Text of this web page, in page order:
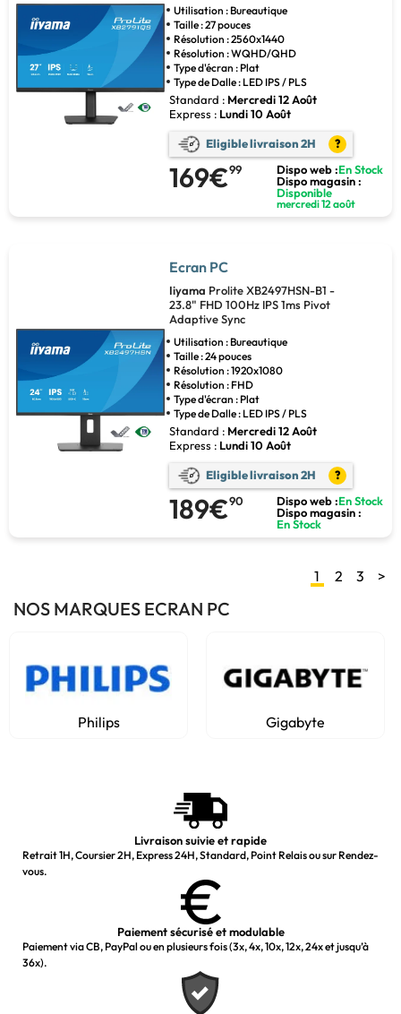
Utilisation : Bureautique
Taille : 27 pouces
Résolution : 2560x1440
Résolution : WQHD/QHD
Type d'écran : Plat
Type de Dalle : LED IPS / PLS
Standard : Mercredi 12 Août
Express : Lundi 10 Août
Eligible livraison 2H ?
169€99 Dispo web :En Stock
Dispo magasin :
Disponible
mercredi 12 août
Ecran PC
Iiyama Prolite XB2497HSN-B1 -
23.8" FHD 100Hz IPS 1ms Pivot
Adaptive Sync
Utilisation : Bureautique
Taille : 24 pouces
Résolution : 1920x1080
Résolution : FHD
Type d'écran : Plat
Type de Dalle : LED IPS / PLS
Standard : Mercredi 12 Août
Express : Lundi 10 Août
Eligible livraison 2H ?
189€90 Dispo web :En Stock
Dispo magasin :
En Stock
1 2 3 >
NOS MARQUES ECRAN PC
Philips Gigabyte
Livraison suivie et rapide
Retrait 1H, Coursier 2H, Express 24H, Standard, Point Relais ou sur Rendez-
vous.
Paiement sécurisé et modulable
Paiement via CB, PayPal ou en plusieurs fois (3x, 4x, 10x, 12x, 24x et jusqu’à
36x).